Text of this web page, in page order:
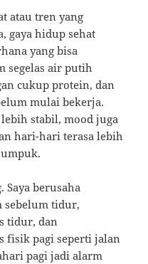
atau tren yang
gaya hidup sehat
yang bisa
segelas air putih
cukup protein, dan
mulai bekerja.
stabil, mood juga
hari-hari terasa lebih
Saya berusaha
sebelum tidur,
tidur, dan
fisik pagi seperti jalan
pagi jadi alarm